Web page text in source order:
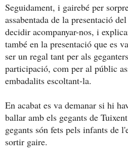
Seguidament, i gairebé per
assabentada de la presentació
decidir acompanyar-nos, i
també en la presentació que es
ser un regal tant per als
participació, com per al públic
embadalits escoltant-la.
En acabat es va demanar si hi
ballar amb els gegants de
gegants són fets pels infants de
sortir gaire.